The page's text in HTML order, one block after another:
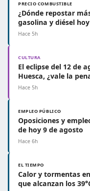
PRECIO COMBUSTIBLE
¿Dónde repostar
gasolina y diésel hoy
Hace 5h
CULTURA
El eclipse del 12 de
Huesca, ¿vale la
Hace 5h
EMPLEO PÚBLICO
Oposiciones y
de hoy 9 de agosto
Hace 6h
EL TIEMPO
Calor y tormentas
que alcanzan los